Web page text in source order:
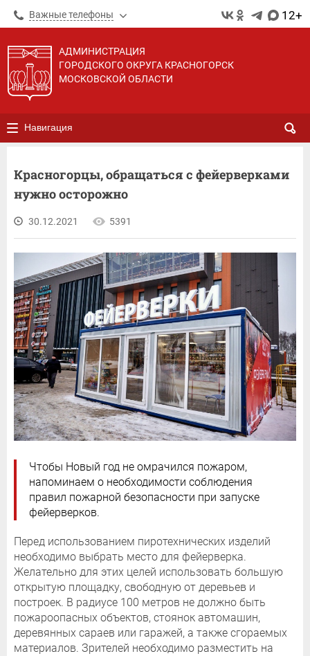
Важные телефоны 12+
АДМИНИСТРАЦИЯ
ГОРОДСКОГО ОКРУГА КРАСНОГОРСК
МОСКОВСКОЙ ОБЛАСТИ
Навигация
Красногорцы, обращаться с фейерверками
нужно осторожно
30.12.2021 5391
Чтобы Новый год не омрачился пожаром,
напоминаем о необходимости соблюдения
правил пожарной безопасности при запуске
фейерверков.
Перед использованием пиротехнических изделий
необходимо выбрать место для фейерверка.
Желательно для этих целей использовать большую
открытую площадку, свободную от деревьев и
построек. В радиусе 100 метров не должно быть
пожароопасных объектов, стоянок автомашин,
деревянных сараев или гаражей, а также сгораемых
материалов. Зрителей необходимо разместить на